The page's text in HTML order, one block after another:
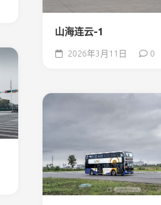
山海连云-1
2026年3月11日 0